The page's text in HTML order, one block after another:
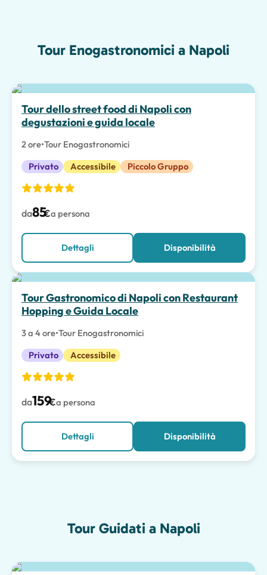
Tour Enogastronomici a Napoli
Scelta migliore
Tour dello street food di Napoli con
degustazioni e guida locale
2 ore•Tour Enogastronomici
Privato
Accessibile Piccolo Gruppo
da85€a persona
Dettagli Disponibilità
Tour Gastronomico di Napoli con Restaurant
Hopping e Guida Locale
3 a 4 ore•Tour Enogastronomici
Privato
Accessibile
da159€a persona
Dettagli Disponibilità
Tour Guidati a Napoli